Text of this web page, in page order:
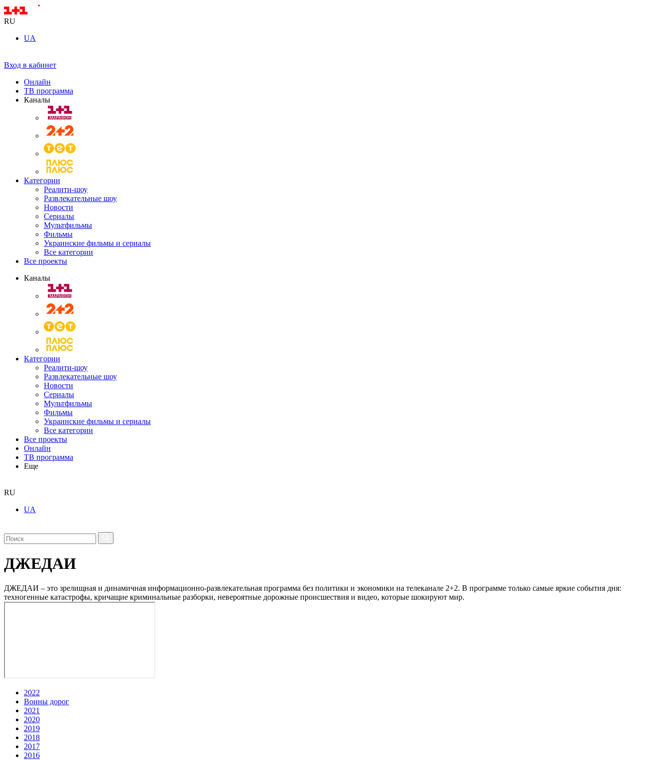
RU
UA
Вход в кабинет
Онлайн
ТВ программа
Каналы
Категории
Реалити-шоу
Развлекательные шоу
Новости
Сериалы
Мультфильмы
Фильмы
Украинские фильмы и сериалы
Все категории
Все проекты
Каналы
Категории
Реалити-шоу
Развлекательные шоу
Новости
Сериалы
Мультфильмы
Фильмы
Украинские фильмы и сериалы
Все категории
Все проекты
Онлайн
ТВ программа
Еще
RU
UA
ДЖЕДАИ
ДЖЕДАИ – это зрелищная и динамичная информационно-развлекательная программа без политики и экономики на телеканале 2+2. В программе только самые яркие события дня:
техногенные катастрофы, кричащие криминальные разборки, невероятные дорожные происшествия и видео, которые шокируют мир.
2022
Воины дорог
2021
2020
2019
2018
2017
2016